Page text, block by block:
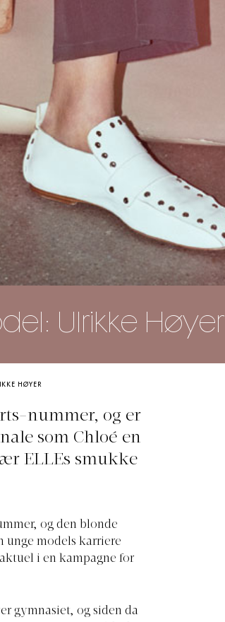
Ulrikke Høyer
HØYER
nummer, og er
som Chloé en
ELLEs smukke
og den blonde
unge models karriere
i en kampagne for
gymnasiet, og siden da